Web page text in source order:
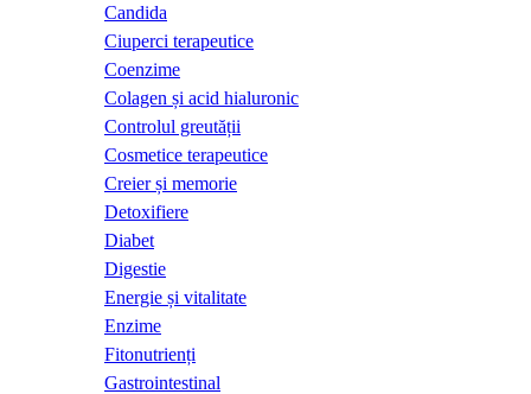
Candida
Ciuperci terapeutice
Coenzime
Colagen și acid hialuronic
Controlul greutății
Cosmetice terapeutice
Creier și memorie
Detoxifiere
Diabet
Digestie
Energie și vitalitate
Enzime
Fitonutrienți
Gastrointestinal